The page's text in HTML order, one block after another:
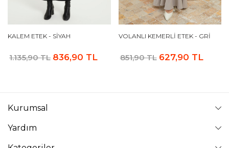
KALEM ETEK - SIYAH
1.135,90 TL 836,90 TL
VOLANLI KEMERLI ETEK - GRI
851,90 TL 627,90 TL
Kurumsal
Yardım